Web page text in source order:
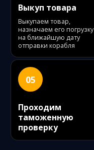
Выкуп товара
Выкупаем товар,
назначаем его погрузку
на ближайшую дату
отправки корабля
05
Проходим
таможенную
проверку